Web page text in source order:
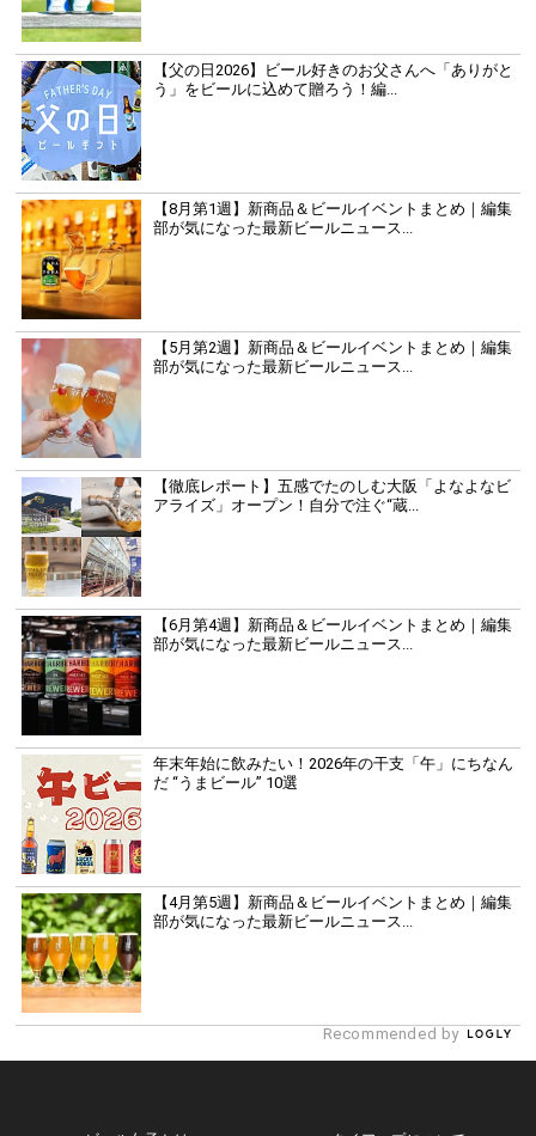
【父の日2026】ビール好きのお父さんへ「ありがと
う」をビールに込めて贈ろう！編...
【8月第1週】新商品＆ビールイベントまとめ｜編集
部が気になった最新ビールニュース...
【5月第2週】新商品＆ビールイベントまとめ｜編集
部が気になった最新ビールニュース...
【徹底レポート】五感でたのしむ大阪「よなよなビ
アライズ」オープン！自分で注ぐ“蔵...
【6月第4週】新商品＆ビールイベントまとめ｜編集
部が気になった最新ビールニュース...
年末年始に飲みたい！2026年の干支「午」にちなん
だ “うまビール” 10選
【4月第5週】新商品＆ビールイベントまとめ｜編集
部が気になった最新ビールニュース...
Recommended by